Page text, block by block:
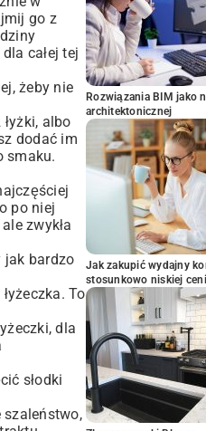
go z
całej tej
żeby nie
albo
dodać im
smaku.
po niej
zwykła
jak bardzo
To
dla
słodki
szaleństwo,
Rozwiązania BIM jako
architektonicznej
Jak zakupić wydajny
stosunkowo niskiej